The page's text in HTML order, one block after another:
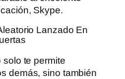
Skype.
Lanzado En
solo te permite
demás, sino también